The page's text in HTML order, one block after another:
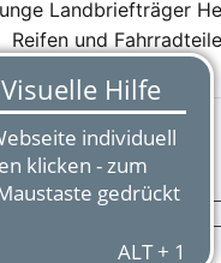
Landbriefträger
Reifen und